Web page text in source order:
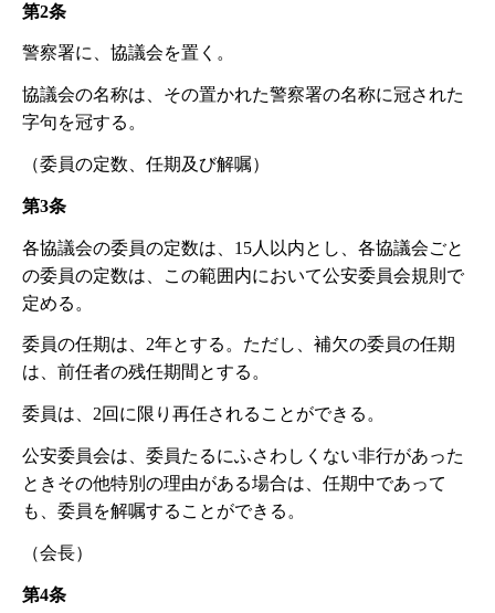
第2条
警察署に、協議会を置く。
協議会の名称は、その置かれた警察署の名称に冠された
字句を冠する。
（委員の定数、任期及び解嘱）
第3条
各協議会の委員の定数は、15人以内とし、各協議会ごと
の委員の定数は、この範囲内において公安委員会規則で
定める。
委員の任期は、2年とする。ただし、補欠の委員の任期
は、前任者の残任期間とする。
委員は、2回に限り再任されることができる。
公安委員会は、委員たるにふさわしくない非行があった
ときその他特別の理由がある場合は、任期中であって
も、委員を解嘱することができる。
（会長）
第4条